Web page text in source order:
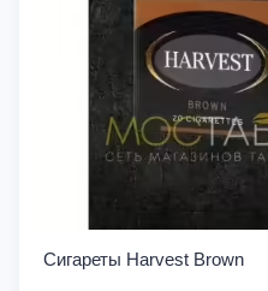
Сигареты Harvest Brown